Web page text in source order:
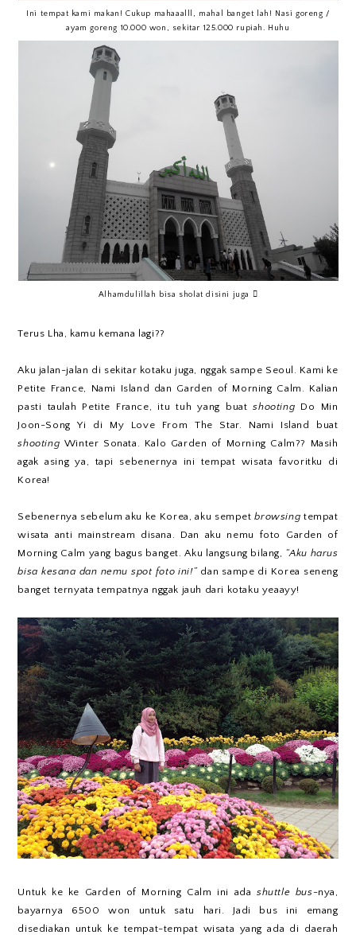
Ini tempat kami makan! Cukup mahaaalll, mahal banget lah! Nasi goreng /
ayam goreng 10.000 won, sekitar 125.000 rupiah. Huhu
Alhamdulillah bisa sholat disini juga 
Terus Lha, kamu kemana lagi??
Aku jalan-jalan di sekitar kotaku juga, nggak sampe Seoul. Kami ke
Petite France, Nami Island dan Garden of Morning Calm. Kalian
pasti taulah Petite France, itu tuh yang buatshooting Do Min
Joon-Song Yi di My Love From The Star. Nami Island buat
shooting Winter Sonata. Kalo Garden of Morning Calm?? Masih
agak asing ya, tapi sebenernya ini tempat wisata favoritku di
Korea!
Sebenernya sebelum aku ke Korea, aku sempetbrowsing tempat
wisata anti mainstream disana. Dan aku nemu foto Garden of
Morning Calm yang bagus banget. Aku langsung bilang, “Aku harus
bisa kesana dan nemu spot foto ini!” dan sampe di Korea seneng
banget ternyata tempatnya nggak jauh dari kotaku yeaayy!
Untuk ke ke Garden of Morning Calm ini ada shuttle bus-nya,
bayarnya 6500 won untuk satu hari. Jadi bus ini emang
disediakan untuk ke tempat-tempat wisata yang ada di daerah